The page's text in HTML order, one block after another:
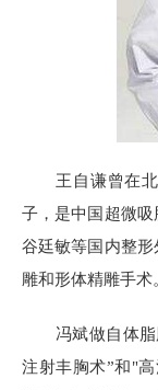
王自谦曾在北
子，是中国超微吸
谷廷敏等国内整
雕和形体精雕手术
冯斌做自体脂
注射丰胸术”和"